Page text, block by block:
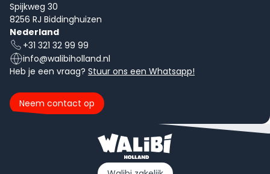
Spijkweg 30
8256 RJ Biddinghuizen
Nederland
+31 321 32 99 99
info@walibiholland.nl
Heb je een vraag? Stuur ons een Whatsapp!
Neem contact op